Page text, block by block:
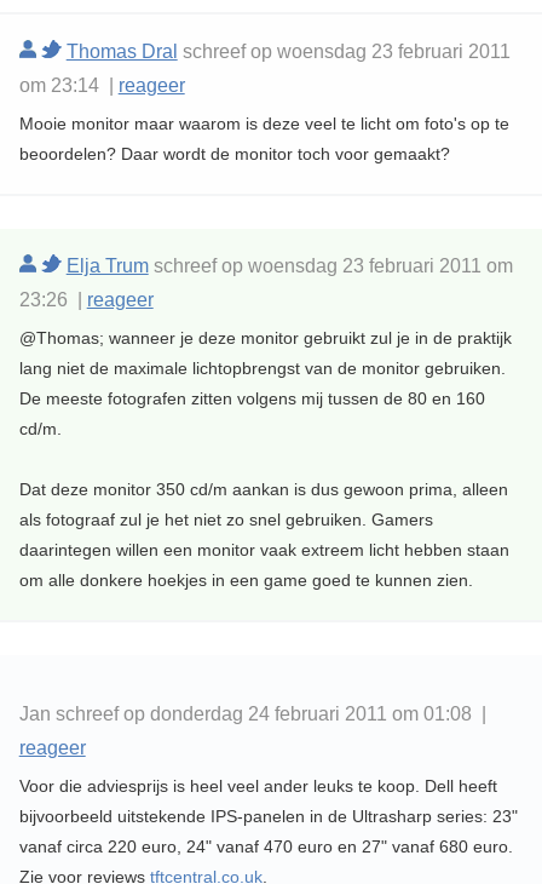
Thomas Dral schreef op woensdag 23 februari 2011
om 23:14 | reageer
Mooie monitor maar waarom is deze veel te licht om foto's op te
beoordelen? Daar wordt de monitor toch voor gemaakt?
Elja Trumschreef op woensdag 23 februari 2011 om
23:26 | reageer
@Thomas; wanneer je deze monitor gebruikt zul je in de praktijk
lang niet de maximale lichtopbrengst van de monitor gebruiken.
De meeste fotografen zitten volgens mij tussen de 80 en 160
cd/m.
Dat deze monitor 350 cd/m aankan is dus gewoon prima, alleen
als fotograaf zul je het niet zo snel gebruiken. Gamers
daarintegen willen een monitor vaak extreem licht hebben staan
om alle donkere hoekjes in een game goed te kunnen zien.
Jan schreef op donderdag 24 februari 2011 om 01:08 |
reageer
Voor die adviesprijs is heel veel ander leuks te koop. Dell heeft
bijvoorbeeld uitstekende IPS-panelen in de Ultrasharp series: 23"
vanaf circa 220 euro, 24" vanaf 470 euro en 27" vanaf 680 euro.
Zie voor reviews tftcentral.co.uk.